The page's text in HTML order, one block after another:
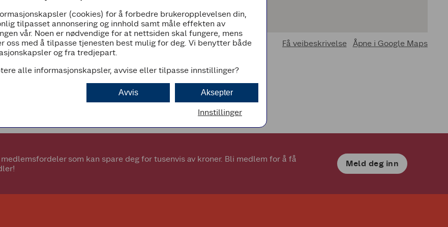
07:00 - 23:00
Få veibeskrivelse Åpne i Google Maps
som kan spare deg for tusenvis av kroner. Bli medlem for å få
Meld deg inn
(cookies) for å forbedre brukeropplevelsen din,
tilpasset annonsering og innhold samt måle effekten av
vår. Noen er nødvendige for at nettsiden skal fungere, mens
oss med å tilpasse tjenesten best mulig for deg. Vi benytter både
og fra tredjepart.
alle informasjonskapsler, avvise eller tilpasse innstillinger?
Aksepter
Avvis
Innstillinger